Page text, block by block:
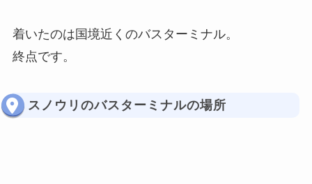
着いたのは国境近くのバスターミナル。
終点です。
スノウリのバスターミナルの場所